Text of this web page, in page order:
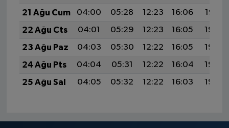
21 Ağu Cum
04:00 05:28 12:23 16:06
19:07
22 Ağu Cts
04:01 05:29 12:23 16:05
19:06
23 Ağu Paz
04:03 05:30 12:22 16:05
19:05
24 Ağu Pts
04:04 05:31 12:22 16:04
19:03
25 Ağu Sal
04:05 05:32 12:22 16:03 19:02